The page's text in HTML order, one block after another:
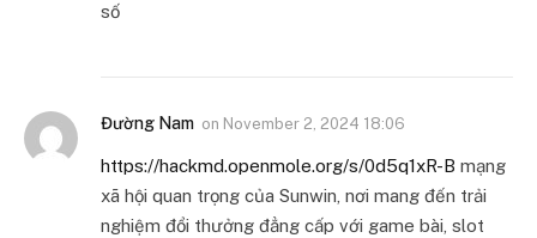
số
Đường Nam on November 2, 2024 18:06
https://hackmd.openmole.org/s/0d5q1xR-B mạng
xã hội quan trọng của Sunwin, nơi mang đến trải
nghiệm đổi thưởng đẳng cấp với game bài, slot